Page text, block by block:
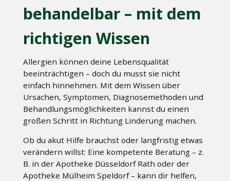
behandelbar – mit dem
richtigen Wissen
Allergien können deine Lebensqualität
beeinträchtigen – doch du musst sie nicht
einfach hinnehmen. Mit dem Wissen über
Ursachen, Symptomen, Diagnosemethoden und
Behandlungsmöglichkeiten kannst du einen
großen Schritt in Richtung Linderung machen.
Ob du akut Hilfe brauchst oder langfristig etwas
verändern willst: Eine kompetente Beratung – z.
B. in der Apotheke Düsseldorf Rath oder der
Apotheke Mülheim Speldorf – kann dir helfen,